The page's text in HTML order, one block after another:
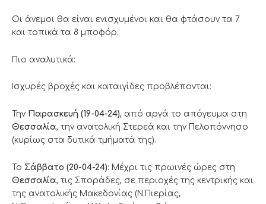
Οι άνεμοι θα είναι ενισχυμένοι και θα φτάσουν τα 7
και τοπικά τα 8 μποφόρ.
Πιο αναλυτικά:
Ισχυρές βροχές και καταιγίδες προβλέπονται:
Την Παρασκευή (19-04-24), από αργά το απόγευμα στη
Θεσσαλία, την ανατολική Στερεά και την Πελοπόννησο
(κυρίως στα δυτικά τμήματά της).
Το Σάββατο (20-04-24): Μέχρι τις πρωινές ώρες στη
Θεσσαλία, τις Σποράδες, σε περιοχές της κεντρικής και
της ανατολικής Μακεδονίας (Ν.Πιερίας,